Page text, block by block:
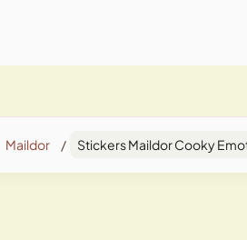
Maildor / Stickers Maildor Cooky